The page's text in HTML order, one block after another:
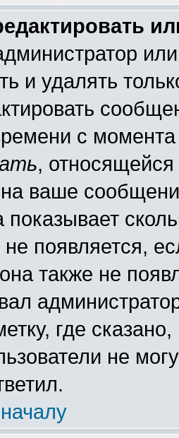
и удалять
с
,
ваше
показывает
появляется,
также не
где
не